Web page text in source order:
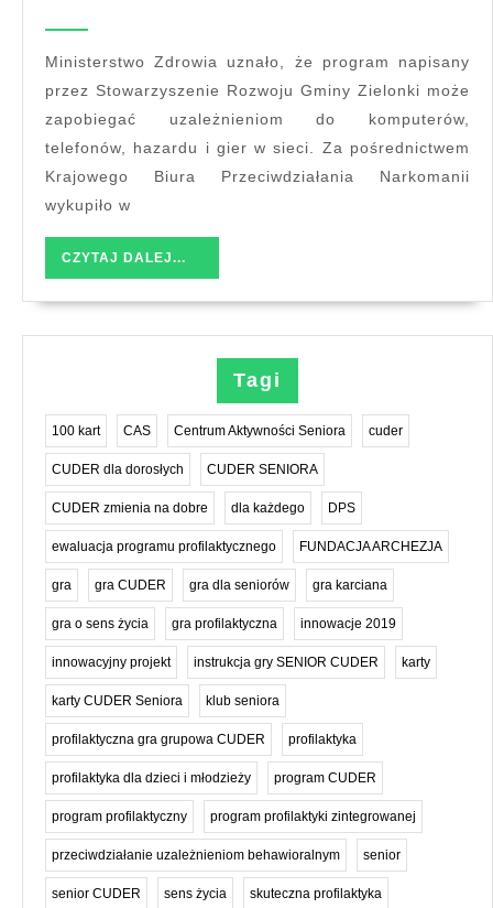
uzależnieniom
w
sieci
Ministerstwo Zdrowia uznało, że program napisany
przez Stowarzyszenie Rozwoju Gminy Zielonki może
zapobiegać uzależnieniom do komputerów,
telefonów, hazardu i gier w sieci. Za pośrednictwem
Krajowego Biura Przeciwdziałania Narkomanii
wykupiło w
CZYTAJ DALEJ...
DALEJ...
Tagi
100 kart CAS Centrum Aktywności Seniora cuder
CUDER dla dorosłych CUDER SENIORA
CUDER zmienia na dobre dla każdego DPS
ewaluacja programu profilaktycznego FUNDACJA ARCHEZJA
gra gra CUDER gra dla seniorów gra karciana
gra o sens życia gra profilaktyczna innowacje 2019
innowacyjny projekt instrukcja gry SENIOR CUDER karty
karty CUDER Seniora klub seniora
profilaktyczna gra grupowa CUDER profilaktyka
profilaktyka dla dzieci i młodzieży program CUDER
program profilaktyczny program profilaktyki zintegrowanej
przeciwdziałanie uzależnieniom behawioralnym senior
senior CUDER sens życia skuteczna profilaktyka